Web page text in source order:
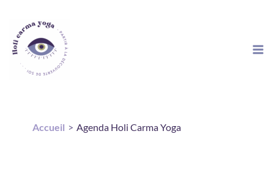
contenu
Accueil Agenda Holi Carma Yoga